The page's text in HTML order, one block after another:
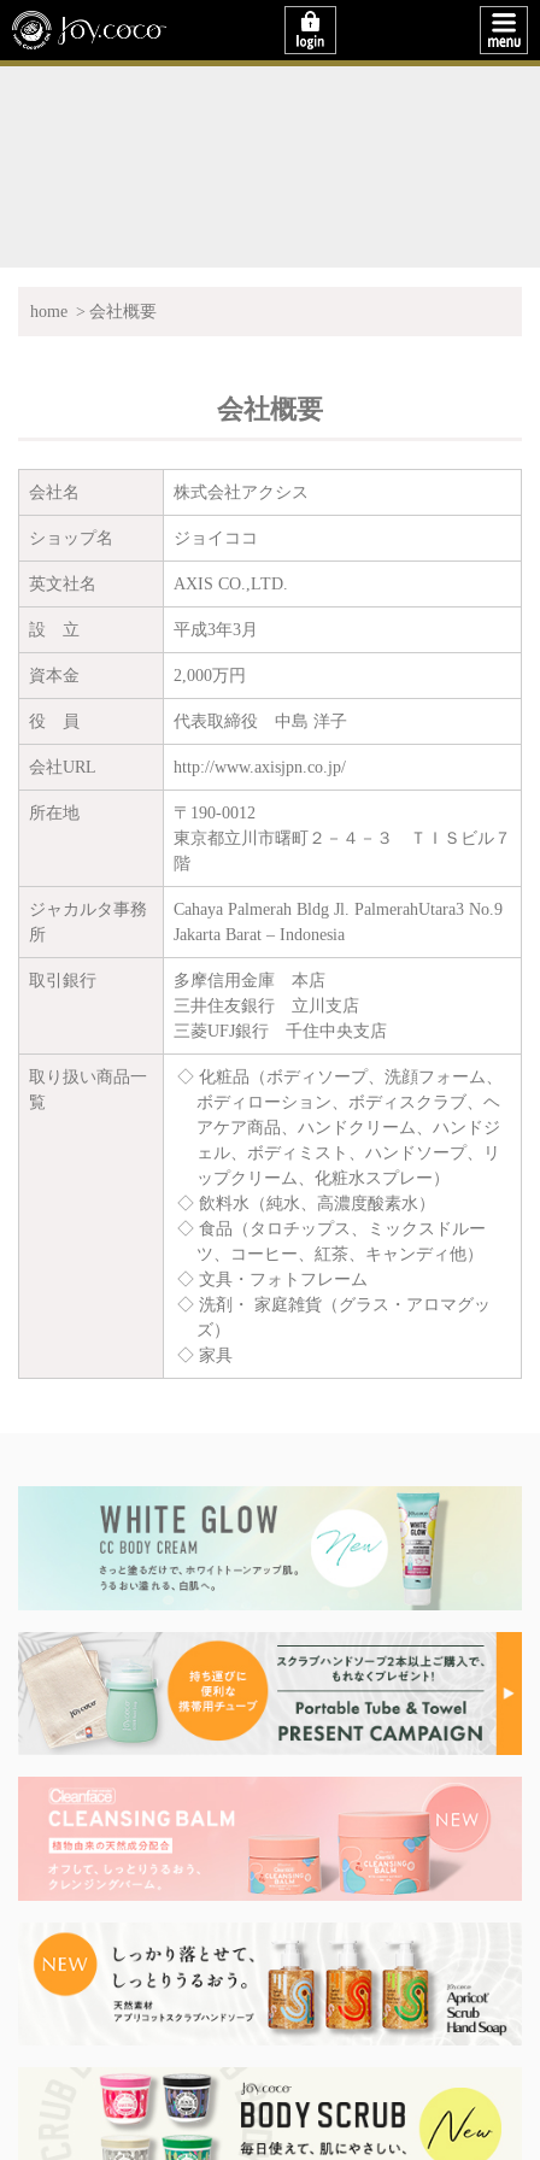
home 会社概要
会社概要
会社名 株式会社アクシス
ショップ名 ジョイココ
英文社名 AXIS CO.,LTD.
設 立 平成3年3月
資本金 2,000万円
役 員 代表取締役 中島 洋子
会社URL http://www.axisjpn.co.jp/
所在地
〒190-0012
東京都立川市曙町２－４－３ ＴＩＳビル７
階
ジャカルタ事務
所
Cahaya Palmerah Bldg Jl. PalmerahUtara3 No.9
Jakarta Barat – Indonesia
取引銀行
多摩信用金庫 本店
三井住友銀行 立川支店
三菱UFJ銀行 千住中央支店
取り扱い商品一
覧
◇ 化粧品（ボディソープ、洗顔フォーム、
ボディローション、ボディスクラブ、ヘ
アケア商品、ハンドクリーム、ハンドジ
ェル、ボディミスト、ハンドソープ、リ
ップクリーム、化粧水スプレー）
◇ 飲料水（純水、高濃度酸素水）
◇ 食品（タロチップス、ミックスドルー
ツ、コーヒー、紅茶、キャンディ他）
◇ 文具・フォトフレーム
◇ 洗剤・ 家庭雑貨（グラス・アロマグッ
ズ）
◇ 家具